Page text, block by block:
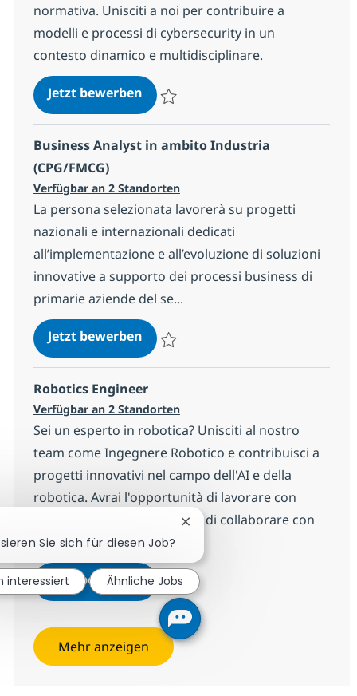
normativa. Unisciti a noi per contribuire a
modelli e processi di cybersecurity in un
contesto dinamico e multidisciplinare.
Jetzt bewerbenSenior Cybersecurity Advisor
Business Analyst in ambito Industria
(CPG/FMCG)
Verfügbar an 2 Standorten
La persona selezionata lavorerà su progetti
nazionali e internazionali dedicati
all’implementazione e all’evoluzione di soluzioni
innovative a supporto dei processi business di
primarie aziende del se...
Jetzt bewerbenBusiness Analyst in ambito
Robotics Engineer
Verfügbar an 2 Standorten
Sei un esperto in robotica? Unisciti al nostro
team come Ingegnere Robotico e contribuisci a
progetti innovativi nel campo dell'AI e della
robotica. Avrai l'opportunità di lavorare con
tecnologie all'avanguardia e di collaborare con
clienti internazionali.
Jetzt bewerbenRobotics Engineer
Speichern Robotics Engineer
Mehr anzeigen
Sie sich für diesen Job?
Chatbot-Benachrichtigung
interessiert Ähnliche Jobs